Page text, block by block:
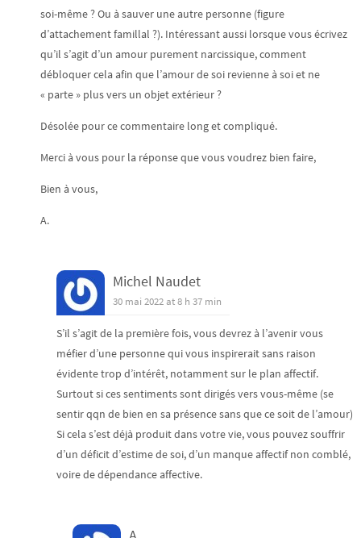
soi-même ? Ou à sauver une autre personne (figure
d’attachement famillal ?). Intéressant aussi lorsque vous écrivez
qu’il s’agit d’un amour purement narcissique, comment
débloquer cela afin que l’amour de soi revienne à soi et ne
« parte » plus vers un objet extérieur ?
Désolée pour ce commentaire long et compliqué.
Merci à vous pour la réponse que vous voudrez bien faire,
Bien à vous,
A.
Michel Naudet
30 mai 2022 at 8 h 37 min
S’il s’agit de la première fois, vous devrez à l’avenir vous
méfier d’une personne qui vous inspirerait sans raison
évidente trop d’intérêt, notamment sur le plan affectif.
Surtout si ces sentiments sont dirigés vers vous-même (se
sentir qqn de bien en sa présence sans que ce soit de l’amour)
Si cela s’est déjà produit dans votre vie, vous pouvez souffrir
d’un déficit d’estime de soi, d’un manque affectif non comblé,
voire de dépendance affective.